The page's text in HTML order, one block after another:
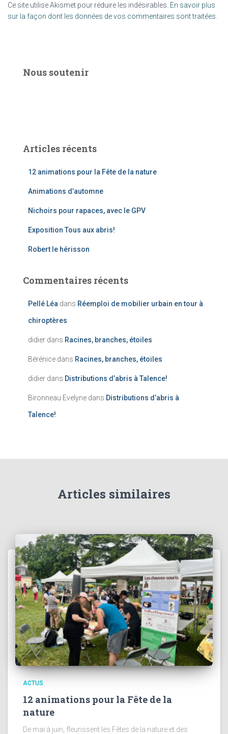
Ce site utilise Akismet pour réduire les indésirables. En savoir plus
sur la façon dont les données de vos commentaires sont traitées
Nous soutenir
Articles récents
12 animations pour la Fête de la nature
Animations d’automne
Nichoirs pour rapaces, avec le GPV
Exposition Tous aux abris!
Robert le hérisson
Commentaires récents
Pellé Léa dans Réemploi de mobilier urbain en tour à
chiroptères
didier dans Racines, branches, étoiles
Bérénice dans Racines, branches, étoiles
didier dans Distributions d’abris à Talence!
Bironneau Evelyne dans Distributions d’abris à
Talence!
Articles similaires
ACTUS
12 animations pour la Fête de la
nature
De mai à juin, fleurissent les Fêtes de la nature et des